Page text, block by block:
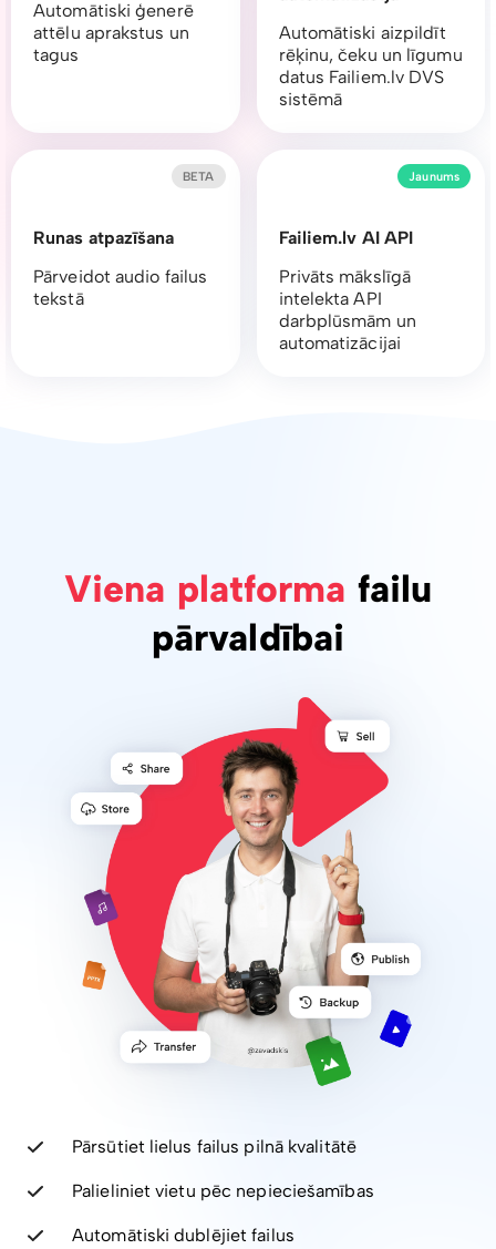
Automātiski ģenerē
attēlu aprakstus un
tagus
Automātiski aizpildīt
rēķinu, čeku un līgumu
datus Failiem.lv DVS
sistēmā
Runas atpazīšana
Pārveidot audio failus
tekstā
BETA
Failiem.lv AI API
Privāts mākslīgā
intelekta API
darbplūsmām un
automatizācijai
Jaunums
Viena platforma failu
pārvaldībai
Pārsūtiet lielus failus pilnā kvalitātē
Palieliniet vietu pēc nepieciešamības
Automātiski dublējiet failus